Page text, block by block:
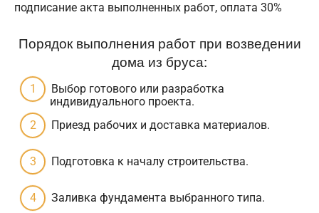
подписание акта выполненных работ, оплата 30%
Порядок выполнения работ при возведении
дома из бруса:
Выбор готового или разработка
индивидуального проекта.
Приезд рабочих и доставка материалов.
Подготовка к началу строительства.
Заливка фундамента выбранного типа.